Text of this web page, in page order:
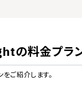
の料金プラ
ご紹介します。